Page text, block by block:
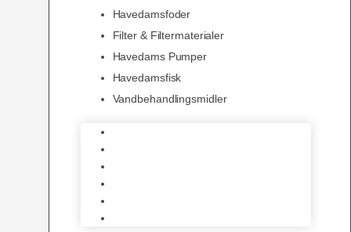
Havedamsfoder
Filter & Filtermaterialer
Havedams Pumper
Havedamsfisk
Vandbehandlingsmidler